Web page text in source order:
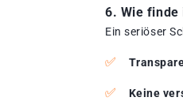
6. Wie finde
Ein seriöser
Keine